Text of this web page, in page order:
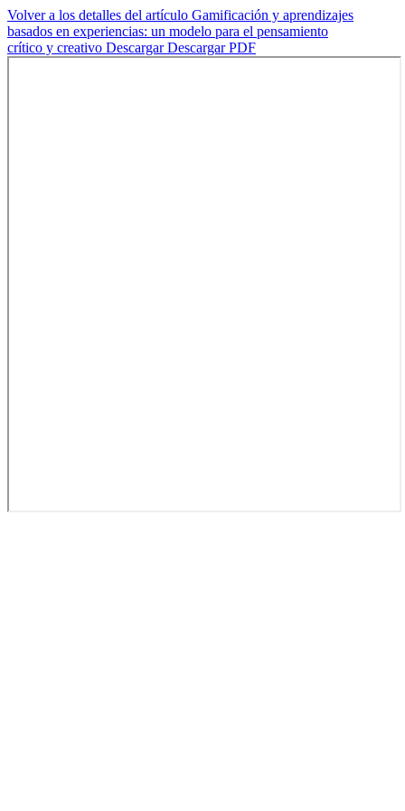
Volver a los detalles del artículo Gamificación y aprendizajes
basados en experiencias: un modelo para el pensamiento
crítico y creativo DescargarDescargar PDF